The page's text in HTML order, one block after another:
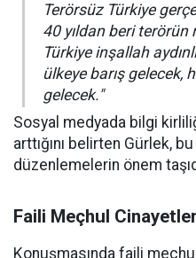
Terörsüz Türkiye
40 yıldan beri
Türkiye inşallah
ülkeye barış gelecek,
gelecek."
Sosyal medyada bilgi
arttığını belirten Gürlek,
düzenlemelerin önem
Faili Meçhul
Konuşmasında faili